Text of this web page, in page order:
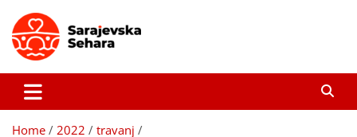
content
Sarajevska sehara
Home 2022
travanj